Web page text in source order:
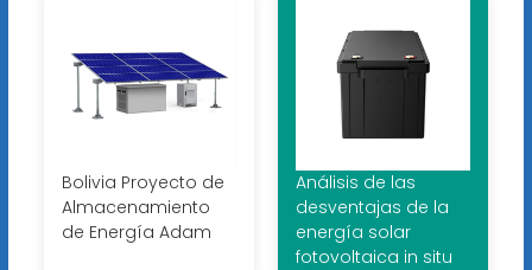
Bolivia Proyecto de
Almacenamiento
de Energía Adam
Análisis de las
desventajas de la
energía solar
fotovoltaica in situ